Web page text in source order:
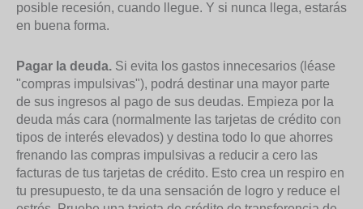
posible recesión, cuando llegue. Y si nunca llega, estarás
en buena forma.
Pagar la deuda. Si evita los gastos innecesarios (léase
"compras impulsivas"), podrá destinar una mayor parte
de sus ingresos al pago de sus deudas. Empieza por la
deuda más cara (normalmente las tarjetas de crédito con
tipos de interés elevados) y destina todo lo que ahorres
frenando las compras impulsivas a reducir a cero las
facturas de tus tarjetas de crédito. Esto crea un respiro en
tu presupuesto, te da una sensación de logro y reduce el